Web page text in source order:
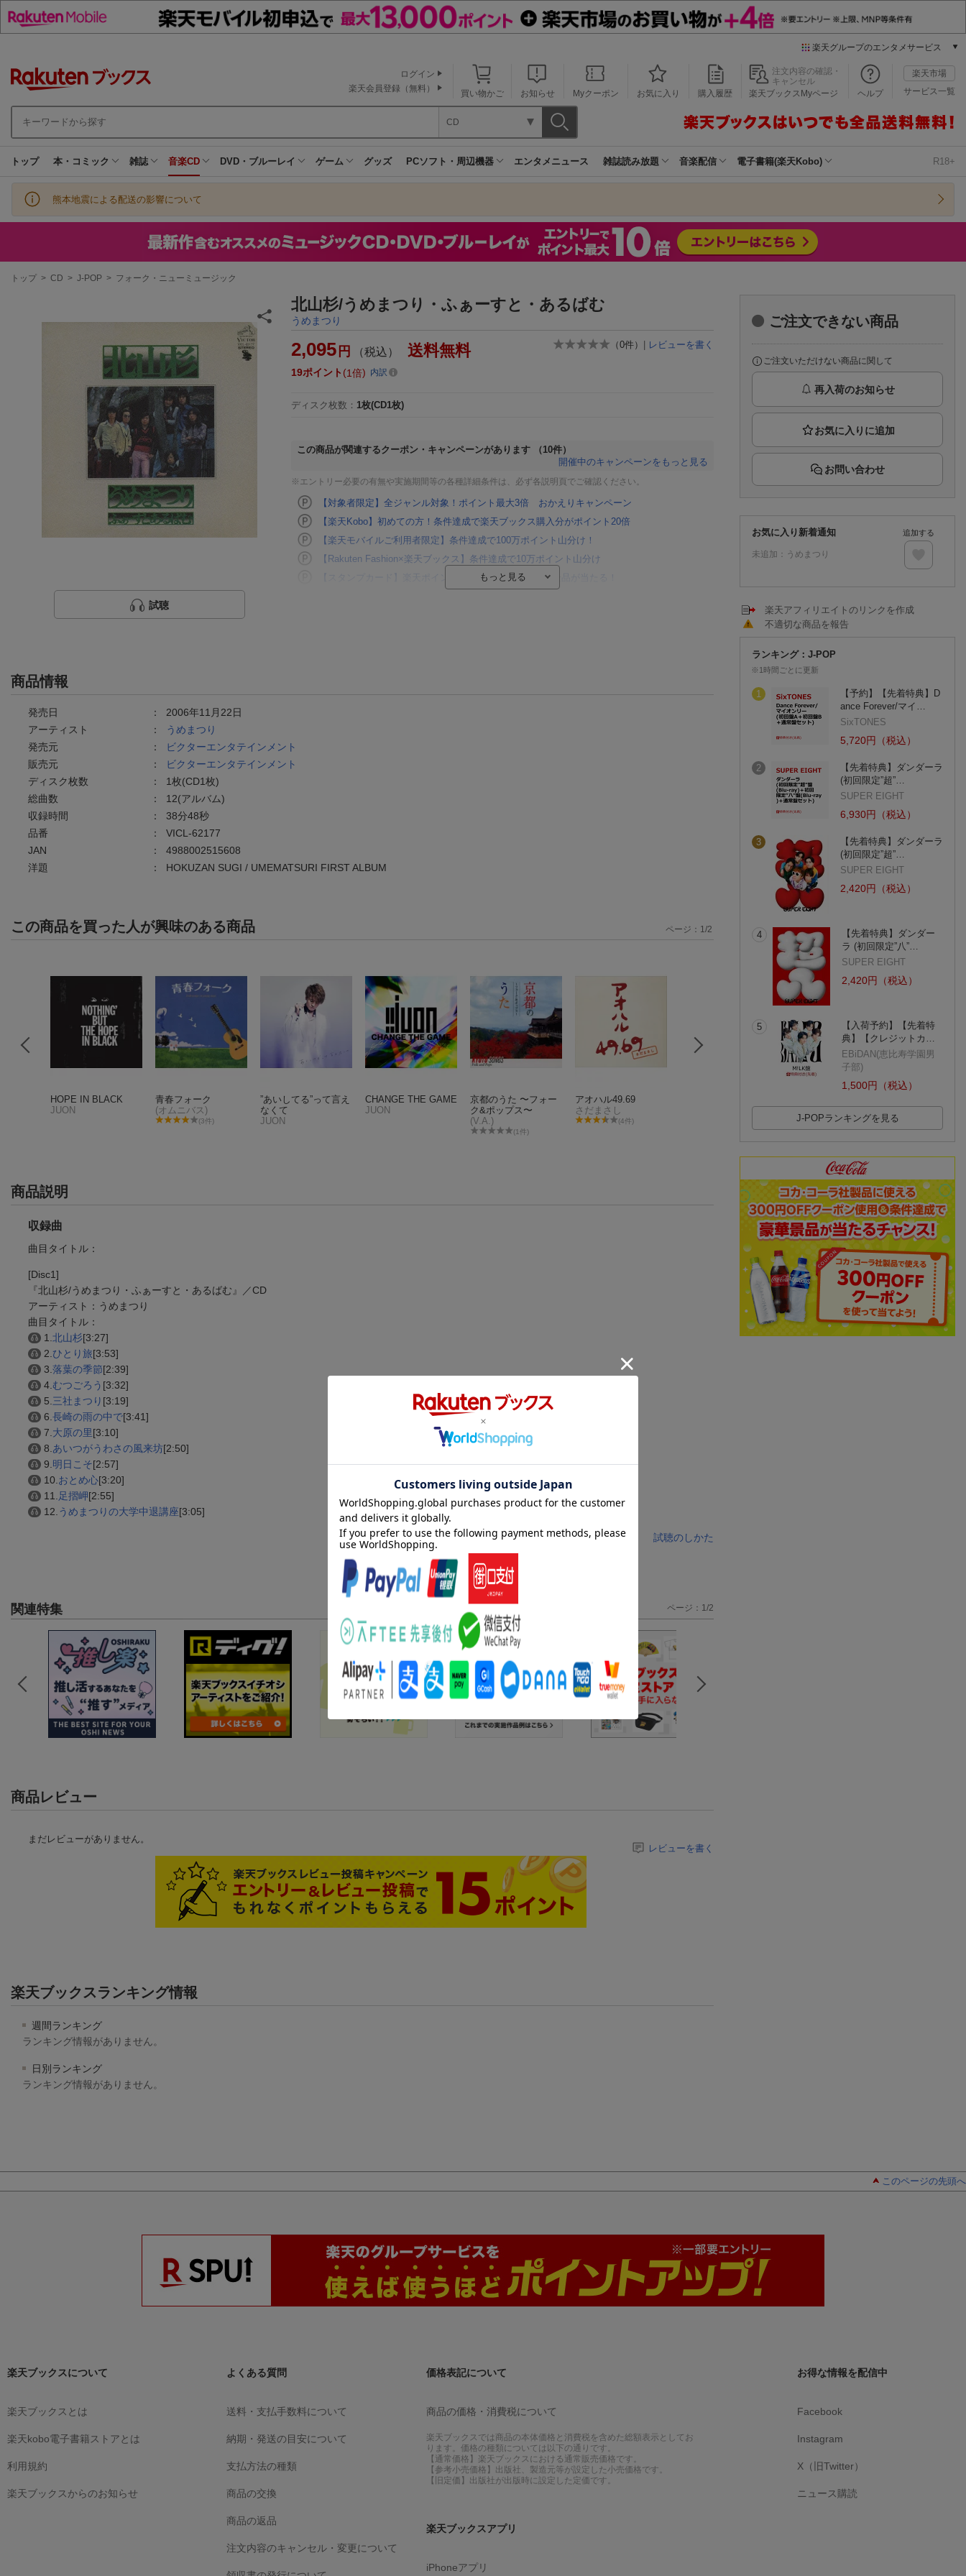
楽天グループのエンタメサービス
本/ゲーム/CD/DVD
楽天ブックス
楽天Kobo
楽天チケット
エンタメニュース
推し楽
買い物かご お知らせ Myクーポン お気に入り 購入履歴
注文内容の確認・
キャンセル
楽天ブックスMyページ
ヘルプ
楽天市場
サービス一覧
ログイン
楽天会員登録（無料）
CD
トップ 本・コミック 雑誌 音楽CD DVD・ブルーレイ ゲーム グッズ PCソフト・周辺機器 エンタメニュース 雑誌読み放題 音楽配信 電子書籍(楽天Kobo) R18+
熊本地震による配送の影響について
現
トップ > CD > J-POP > フォーク・ニューミュージック
試聴
北山杉/うめまつり・ふぁーすと・あるばむ
うめまつり
（0件） | レビューを書く
2,095 円 （税込） 送料無料
19ポイント 1倍 内訳
ディスク枚数 ： 1枚(CD1枚)
この商品が関連するクーポン・キャンペーンがあります
（10件）
開催中のキャンペーンをもっと見る
※エントリー必要の有無や実施期間等の各種詳細条件は、必ず各説明頁でご確認ください。
【対象者限定】全ジャンル対象！ポイント最大3倍 おかえりキャンペーン
【楽天Kobo】初めての方！条件達成で楽天ブックス購入分がポイント20倍
【楽天モバイルご利用者限定】条件達成で100万ポイント山分け！
【Rakuten Fashion×楽天ブックス】条件達成で10万ポイント山分け
【スタンプカード】楽天ポイントもらえる＆抽選で豪華景品が当たる！
商品情報
発売日 ： 2006年11月22日
アーティスト
：
うめまつり
発売元
：
ビクターエンタテインメント
販売元
：
ビクターエンタテインメント
ディスク枚数
： 1枚(CD1枚)
総曲数
： 12(アルバム)
収録時間
： 38分48秒
品番
： VICL-62177
JAN
： 4988002515608
洋題
： HOKUZAN SUGI / UMEMATSURI FIRST ALBUM
この商品を買った人が興味のある商品
HOPE IN BLACK
JUON
青春フォーク
(オムニバス)
(3件)
”あいしてる”って言え
なくて
JUON
CHANGE THE GAME
JUON
京都のうた 〜フォー
ク&ポップス〜
(V.A.)
(1件)
アオハル49.69
さだまさし
(4件)
バンバン+ばんばひろ
限定盤)
さだまさし
(1件)
JUON
ページ： 1 /2
商品説明
収録曲
曲目タイトル：
[Disc1]
『北山杉/うめまつり・ふぁーすと・あるばむ』／CD
アーティスト：うめまつり
曲目タイトル：
1. 北山杉[3:27]
2. ひとり旅[3:53]
3. 落葉の季節[2:39]
4. むつごろう [3:32]
5. 三社まつり [3:19]
6. 長崎の雨の中で[3:41]
7. 大原の里[3:10]
8. あいつがうわさの風来坊[2:50]
9. 明日こそ[2:57]
10. おとめ心[3:20]
11. 足摺岬[2:55]
12. うめまつりの大学中退講座[3:05]
試聴のしかた
関連特集 ページ：1/2
商品レビュー
まだレビューがありません。
レビューを書く
楽天ブックスランキング情報
週間ランキング
ランキング情報がありません。
日別ランキング
ランキング情報がありません。
ご注文できない商品
ご注文いただけない商品に関して
再入荷のお知らせ
お問い合わせ
お気に入り新着通知
未追加： うめまつり
追加する
楽天アフィリエイトのリンクを作成
不適切な商品を報告
ランキング：J-POP
※1時間ごとに更新
1
【予約】【先着特典】D
ance Forever/マイ…
SixTONES
5,720円（税込）
2
【先着特典】ダンダーラ
(初回限定”超”…
SUPER EIGHT
6,930円（税込）
3
【先着特典】ダンダーラ
(初回限定”超”…
SUPER EIGHT
2,420円（税込）
4
【先着特典】ダンダー
ラ (初回限定”八”…
SUPER EIGHT
2,420円（税込）
5
【入荷予約】【先着特
典】【クレジットカ…
EBiDAN(恵比寿学園男
子部)
1,500円（税込）
J-POPランキングを見る
このページの先頭へ
楽天ブックスについて
楽天ブックスとは
楽天kobo電子書籍ストアとは
利用規約
楽天ブックスからのお知らせ
よくある質問
送料・支払手数料について
納期・発送の目安について
支払方法の種類
商品の交換
商品の返品
注文内容のキャンセル・変更について
価格表記について
商品の価格・消費税について
楽天ブックスでは商品の本体価格と消費税を含めた総額表示としてお
ります。価格の種類については以下の通りです。
【通常価格】楽天ブックスにおける通常販売価格です。
【参考小売価格】出版社、製造元等が設定した小売価格です。
【旧定価】出版社が出版時に設定した定価です。
楽天ブックスアプリ
iPhoneアプリ
お得な情報を配信中
Facebook
Instagram
X（旧Twitter）
ニュース購読